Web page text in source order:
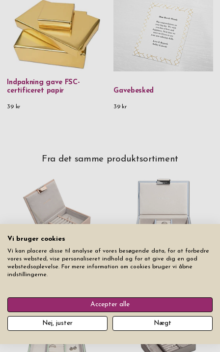
Indpakning gave FSC-
certificeret papir
39 kr
Gavebesked
39 kr
Fra det samme produktsortiment
Smykkeskrin Stackers Mini
Lyserød
Smykkeskrin Stackers Mini
Lavendel
Vi bruger cookies
Vi kan placere disse til analyse af vores besøgende data, for at forbedre
vores websted, vise personaliseret indhold og for at give dig en god
webstedsoplevelse. For mere information om cookies bruger vi åbne
indstillingerne.
Accepter alle
Nej, juster Nægt